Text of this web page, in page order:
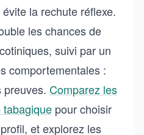
la rechute réflexe.
les chances de
suivi par un
comportementales :
preuves. Comparez les
tabagique pour choisir
et explorez les